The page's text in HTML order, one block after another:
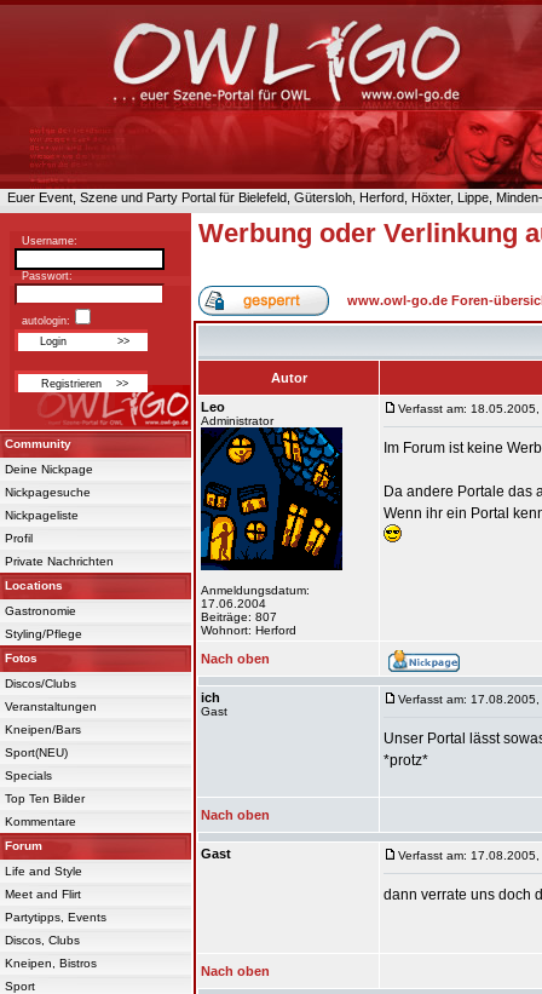
Euer Event, Szene und Party Portal für Bielefeld, Gütersloh, Herford, Höxter, Lippe,
Username:
Passwort:
autologin:
Community
Deine Nickpage
Nickpagesuche
Nickpageliste
Profil
Private Nachrichten
Locations
Gastronomie
Styling/Pflege
Fotos
Discos/Clubs
Veranstaltungen
Kneipen/Bars
Sport(NEU)
Specials
Top Ten Bilder
Kommentare
Forum
Life and Style
Meet and Flirt
Partytipps, Events
Discos, Clubs
Kneipen, Bistros
Sport
Werbung oder Verlinkung
www.owl-go.de Foren-
Autor
Leo
Administrator
Anmeldungsdatum:
17.06.2004
Beiträge: 807
Wohnort: Herford
Verfasst am:
Im Forum ist keine
Da andere Portale das
Wenn ihr ein Portal
Nach oben
ich
Gast
Verfasst am:
Unser Portal lässt
*protz*
Nach oben
Gast Verfasst am:
dann verrate uns doch
Nach oben